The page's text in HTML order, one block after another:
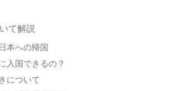
て解説
本への帰国
入国できるの？
について